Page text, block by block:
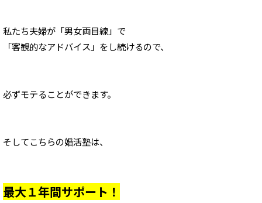
私たち夫婦が 「男女両目線」で
「客観的なアドバイス」をし続けるので、
必ずモテることができます。
そしてこちらの婚活塾は、
最大１年間サポート！